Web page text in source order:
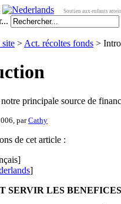
Soutien aux enfants
> Act. récoltes fonds >
principale source de
parCathy
de cet article :
]
]
SERVIR LES